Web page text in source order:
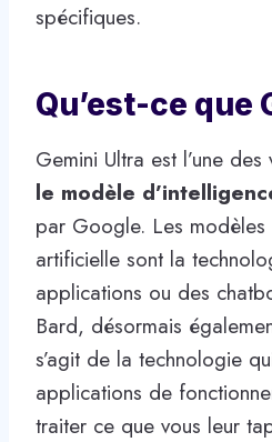
spécifiques.
Qu’est-ce que
Gemini Ultra est l’une
le modèle
par Google. Les modèles
artificielle sont la
applications ou des
Bard, désormais
s’agit de la technologie
applications de
traiter ce que vous leur